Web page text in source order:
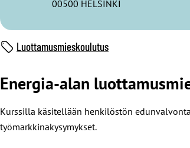
Energia-alan
Kurssilla käsitellään henkilöstön
työmarkkinakysymykset.
00500 HELSINKI
Luottamusmieskoulutus